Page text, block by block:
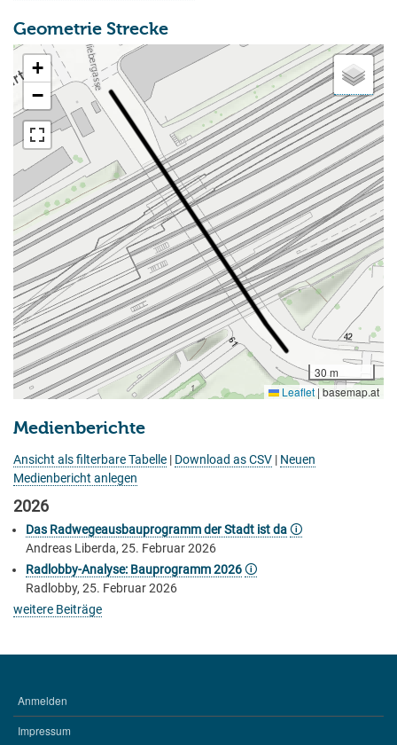
Geometrie Strecke
+
−
30 m
Leaflet | basemap.at
Medienberichte
Ansicht als filterbare Tabelle | Download as CSV | Neuen
Medienbericht anlegen
2026
Das Radwegeausbauprogramm der Stadt ist da🛈
Andreas Liberda, 25. Februar 2026
Radlobby-Analyse: Bauprogramm 2026🛈
Radlobby, 25. Februar 2026
weitere Beiträge
BENUTZERMENÜ
Anmelden
Impressum